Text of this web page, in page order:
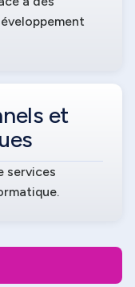
et
services